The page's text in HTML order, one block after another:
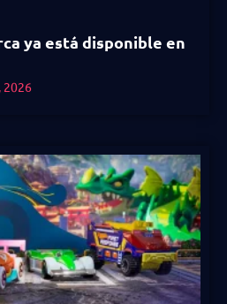
ya está disponible en
2026